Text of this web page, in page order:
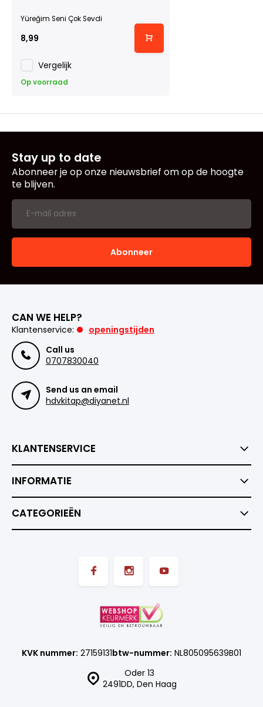
Yüreğim Seni Çok Sevdi
8,99
Vergelijk
Op voorraad
Stay up to date
Abonneer je op onze nieuwsbrief om op de hoogte
te blijven.
Abonneer
CAN WE HELP?
Klantenservice:
openingstijden
Call us
0707830040
Send us an email
hdvkitap@diyanet.nl
KLANTENSERVICE
INFORMATIE
CATEGORIEËN
Oder 13
2491DD, Den Haag
KVK nummer: 27159131btw-nummer: NL805095639B01